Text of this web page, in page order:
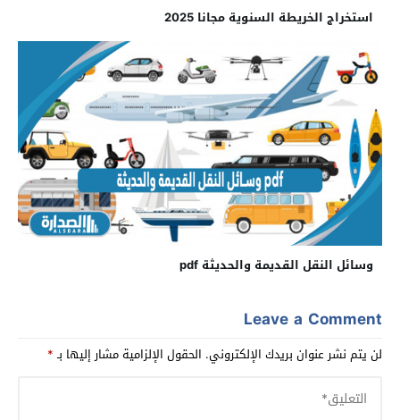
استخراج الخريطة السنوية مجانا 2025
وسائل النقل القديمة والحديثة pdf
Leave a Comment
لن يتم نشر عنوان بريدك الإلكتروني. الحقول الإلزامية مشار إليها بـ*